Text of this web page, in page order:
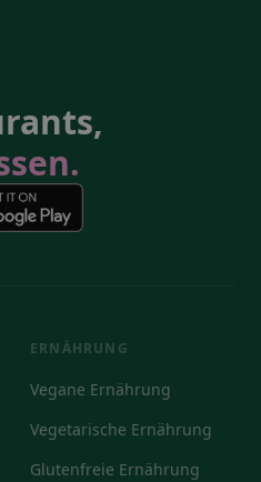
ERNÄHRUNG
Vegane Ernährung
Vegetarische Ernährung
Glutenfreie Ernährung